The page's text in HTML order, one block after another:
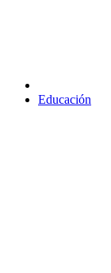
Educación